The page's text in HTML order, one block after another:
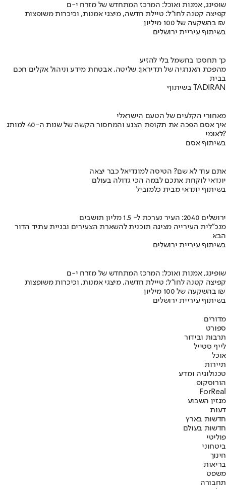
שופינג, אמנות ואוכל: המרכז המתחדש של מזרח י-ם
קפיצה קטנה לחו"ל: טיילת חדשה, מיצגי אמנות, וכיכרות משופצות
בהשקעה של 100 מיליון ₪
בשיתוף עיריית ירושלים
כך תחסכו בחשמל בלי להזיע
מהפכת האנרגיה של תדיראן: שליטה, אבטחת מידע וניהול אקלים חכם
בבית
בשיתוף TADIRAN
מאחורי הקלעים של הטעם הישראלי
איך אסם הפכה את תקופת הצנע והמחסור הקשה של שנות ה-40 למותג
לאומי?
בשיתוף אסם
אתם עוד לא שם? הטיסה למונדיאל כבר יצאה
יונדאי לוקחת אתכם לבמה הכי גדולה בעולם
בשיתוף יונדאי מבית כלמוביל
ירושלים 2040: העיר נערכת ל- 1.5 מליון תושבים
מנכ"לית העירייה מציגה תוכנית להשארת הצעירים ובניית עתיד הדור
הבא
בשיתוף עיריית ירושלים
שופינג, אמנות ואוכל: המרכז המתחדש של מזרח י-ם
קפיצה קטנה לחו"ל: טיילת חדשה, מיצגי אמנות, וכיכרות משופצות
בהשקעה של 100 מיליון ₪
בשיתוף עיריית ירושלים
מדורים
ספורט
תרבות ובידור
לייף סטייל
אוכל
תיירות
טכנולוגיה ומדע
הורוסקופ
ForReal
מגזין השבוע
דעות
חדשות בארץ
חדשות בעולם
פוליטי
ביטחוני
חינוך
בריאות
משפט
תחבורה